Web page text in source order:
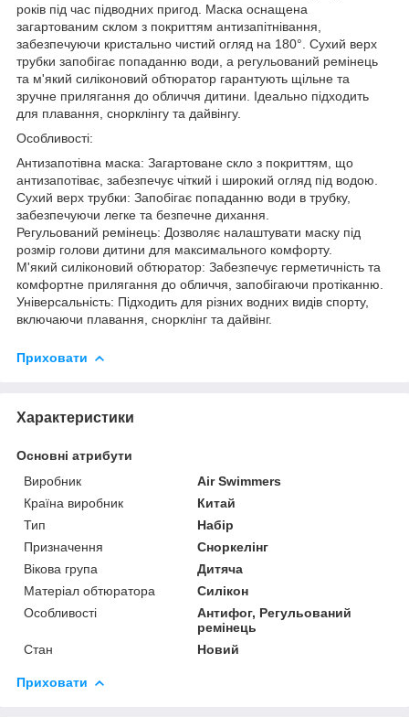
років під час підводних пригод. Маска оснащена
загартованим склом з покриттям антизапітнівання,
забезпечуючи кристально чистий огляд на 180°. Сухий верх
трубки запобігає попаданню води, а регульований ремінець
та м'який силіконовий обтюратор гарантують щільне та
зручне прилягання до обличчя дитини. Ідеально підходить
для плавання, снорклінгу та дайвінгу.
Особливості:
Антизапотівна маска: Загартоване скло з покриттям, що
антизапотіває, забезпечує чіткий і широкий огляд під водою.
Сухий верх трубки: Запобігає попаданню води в трубку,
забезпечуючи легке та безпечне дихання.
Регульований ремінець: Дозволяє налаштувати маску під
розмір голови дитини для максимального комфорту.
М'який силіконовий обтюратор: Забезпечує герметичність та
комфортне прилягання до обличчя, запобігаючи протіканню.
Універсальність: Підходить для різних водних видів спорту,
включаючи плавання, снорклінг та дайвінг.
Приховати
Характеристики
Основні атрибути
Виробник
Air Swimmers
Країна виробник
Китай
Тип
Набір
Призначення
Сноркелінг
Вікова група
Дитяча
Матеріал обтюратора
Силікон
Особливості
Антифог, Регульований
ремінець
Стан
Новий
Приховати